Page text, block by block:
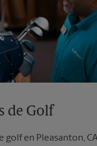
de Golf
golf en Pleasanton,